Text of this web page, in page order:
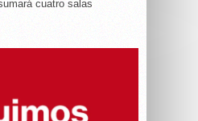
cuatro salas